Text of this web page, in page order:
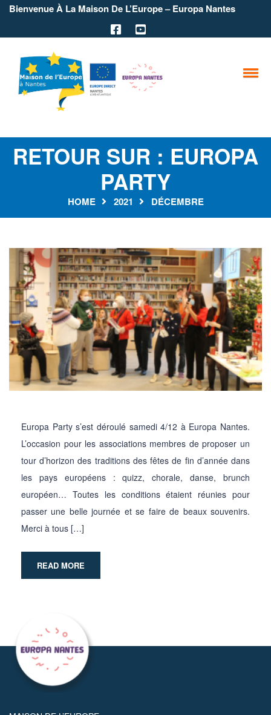
Bienvenue À La Maison De L’Europe – Europa Nantes
RETOUR SUR : EUROPA
PARTY
HOME 2021 DÉCEMBRE
Europa Party s’est déroulé samedi 4/12 à Europa Nantes.
L’occasion pour les associations membres de proposer un
tour d’horizon des traditions des fêtes de fin d’année dans
les pays européens : quizz, chorale, danse, brunch
européen… Toutes les conditions étaient réunies pour
passer une belle journée et se faire de beaux souvenirs.
Merci à tous […]
READ MORE